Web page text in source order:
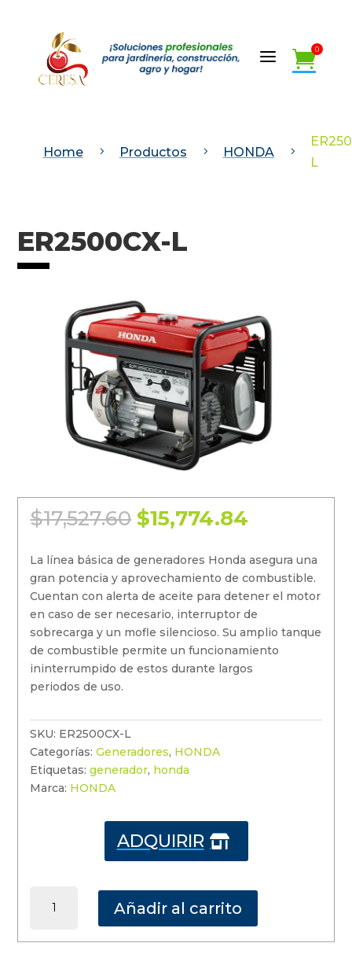
a 0
Home 5 Productos 5 HONDA 5
L
ER2500CX-L
$17,527.60 El
precio
original
era:
$17,527.60.
$15,774.84
actual es:
La línea básica de generadores Honda asegura una
gran potencia y aprovechamiento de combustible.
Cuentan con alerta de aceite para detener el motor
en caso de ser necesario, interruptor de
sobrecarga y un mofle silencioso. Su amplio tanque
de combustible permite un funcionamiento
ininterrumpido de estos durante largos
periodos de uso.
SKU: ER2500CX-L
Categorías:Generadores, HONDA
Etiquetas:generador, honda
Marca: HONDA

ADQUIRIR
Añadir al carrito